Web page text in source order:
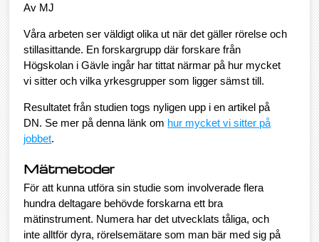
Av MJ
Våra arbeten ser väldigt olika ut när det gäller rörelse och
stillasittande. En forskargrupp där forskare från
Högskolan i Gävle ingår har tittat närmar på hur mycket
vi sitter och vilka yrkesgrupper som ligger sämst till.
Resultatet från studien togs nyligen upp i en artikel på
DN. Se mer på denna länk om hur mycket vi sitter på
jobbet.
Mätmetoder
För att kunna utföra sin studie som involverade flera
hundra deltagare behövde forskarna ett bra
mätinstrument. Numera har det utvecklats tåliga, och
inte alltför dyra, rörelsemätare som man bär med sig på